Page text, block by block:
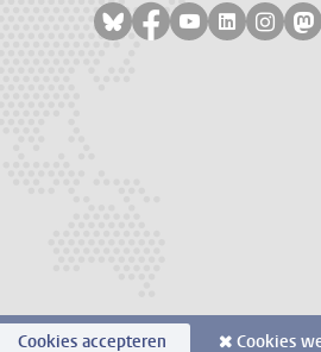
Volg ons op bluesky
Volg ons op
Volg ons op
Volg ons
Volg
Cookies accepteren Cookies